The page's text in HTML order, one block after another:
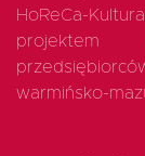
HoReCa-
projektem
warmińsko-